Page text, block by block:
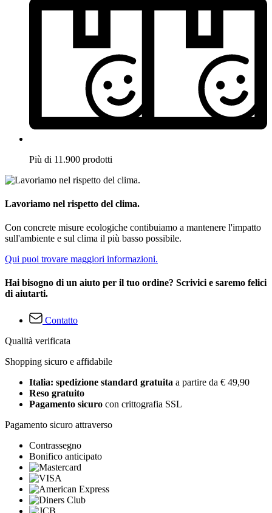
Più di 11.900 prodotti
Lavoriamo nel rispetto del clima.
Con concrete misure ecologiche contibuiamo a mantenere l'impatto
sull'ambiente e sul clima il più basso possibile.
Qui puoi trovare maggiori informazioni.
Hai bisogno di un aiuto per il tuo ordine? Scrivici e saremo felici
di aiutarti.
Contatto
Qualità verificata
Shopping sicuro e affidabile
Italia: spedizione standard gratuita a partire da € 49,90
Reso gratuito
Pagamento sicuro con crittografia SSL
Pagamento sicuro attraverso
Contrassegno
Bonifico anticipato